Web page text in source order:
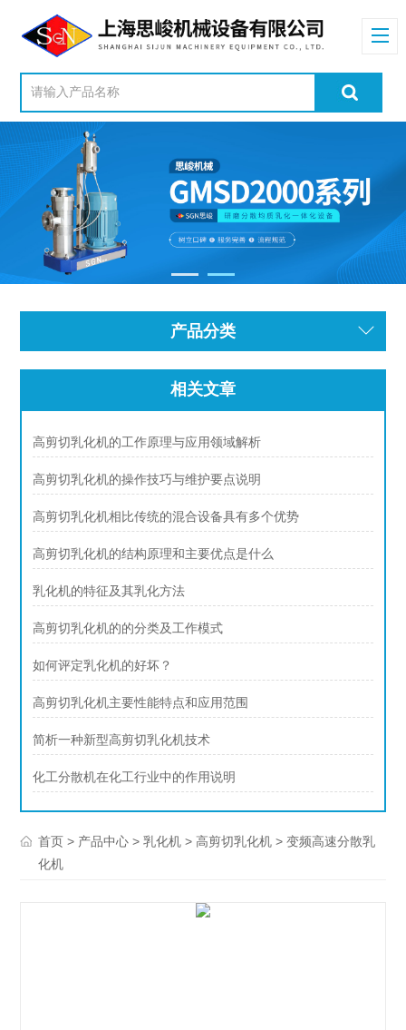
产品分类
相关文章
高剪切乳化机的工作原理与应用领域解析
高剪切乳化机的操作技巧与维护要点说明
高剪切乳化机相比传统的混合设备具有多个优势
高剪切乳化机的结构原理和主要优点是什么
乳化机的特征及其乳化方法
高剪切乳化机的的分类及工作模式
如何评定乳化机的好坏？
高剪切乳化机主要性能特点和应用范围
简析一种新型高剪切乳化机技术
化工分散机在化工行业中的作用说明
首页 > 产品中心 >乳化机 >高剪切乳化机 > 变频高速分散乳
化机